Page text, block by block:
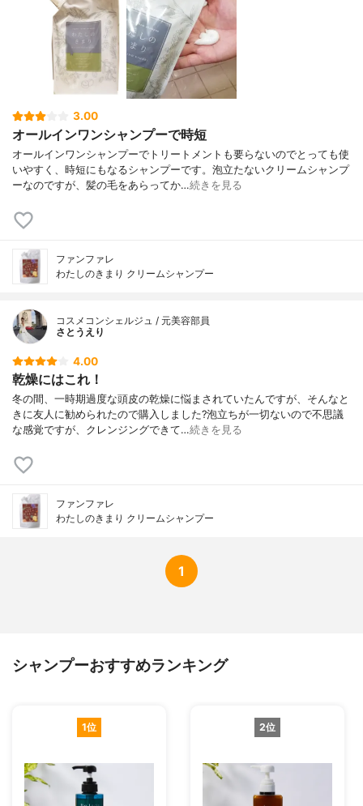
3.00
オールインワンシャンプーで時短
オールインワンシャンプーでトリートメントも要らないのでとっても使
いやすく、時短にもなるシャンプーです。泡立たないクリームシャンプ
ーなのですが、髪の毛をあらってか…続きを見る
ファンファレ
わたしのきまり クリームシャンプー
コスメコンシェルジュ / 元美容部員
さとうえり
4.00
乾燥にはこれ！
冬の間、一時期過度な頭皮の乾燥に悩まされていたんですが、そんなと
きに友人に勧められたので購入しました?泡立ちが一切ないので不思議
な感覚ですが、クレンジングできて…続きを見る
ファンファレ
わたしのきまり クリームシャンプー
1
シャンプーおすすめランキング
1位 2位